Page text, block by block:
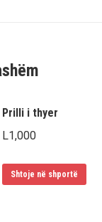
Prilli i thyer
L1,000
Shtoje në shportë